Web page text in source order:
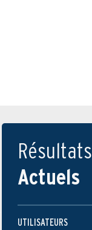
Résultats
Actuels
UTILISATEURS